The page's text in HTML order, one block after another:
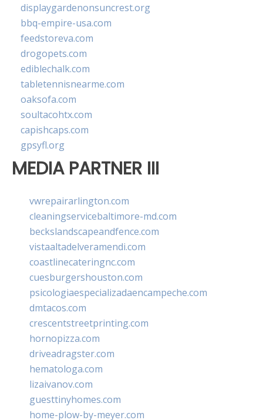
displaygardenonsuncrest.org
bbq-empire-usa.com
feedstoreva.com
drogopets.com
ediblechalk.com
tabletennisnearme.com
oaksofa.com
soultacohtx.com
capishcaps.com
gpsyfl.org
MEDIA PARTNER III
vwrepairarlington.com
cleaningservicebaltimore-md.com
beckslandscapeandfence.com
vistaaltadelveramendi.com
coastlinecateringnc.com
cuesburgershouston.com
psicologiaespecializadaencampeche.com
dmtacos.com
crescentstreetprinting.com
hornopizza.com
driveadragster.com
hematologa.com
lizaivanov.com
guesttinyhomes.com
home-plow-by-meyer.com